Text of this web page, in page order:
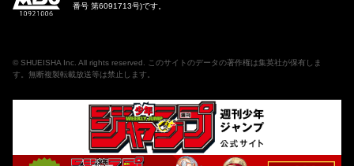
番号 第6091713号)です。
© SHUEISHA Inc . All rights reserved. このサイトのデータの著作権は集英社が保有しま
す。無断複製転載放送等は禁止します。